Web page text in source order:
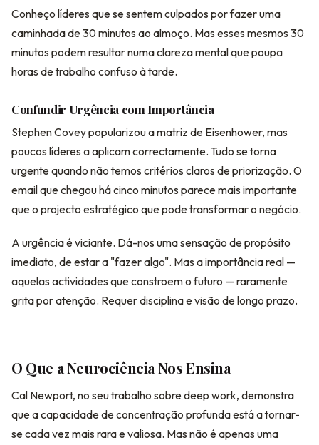
Conheço líderes que se sentem culpados por fazer uma
caminhada de 30 minutos ao almoço. Mas esses mesmos 30
minutos podem resultar numa clareza mental que poupa
horas de trabalho confuso à tarde.
Confundir Urgência com Importância
Stephen Covey popularizou a matriz de Eisenhower, mas
poucos líderes a aplicam correctamente. Tudo se torna
urgente quando não temos critérios claros de priorização. O
email que chegou há cinco minutos parece mais importante
que o projecto estratégico que pode transformar o negócio.
A urgência é viciante. Dá-nos uma sensação de propósito
imediato, de estar a "fazer algo". Mas a importância real —
aquelas actividades que constroem o futuro — raramente
grita por atenção. Requer disciplina e visão de longo prazo.
O Que a Neurociência Nos Ensina
Cal Newport, no seu trabalho sobre deep work, demonstra
que a capacidade de concentração profunda está a tornar-
se cada vez mais rara e valiosa. Mas não é apenas uma